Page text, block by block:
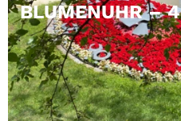
BLUMENUHR – 4